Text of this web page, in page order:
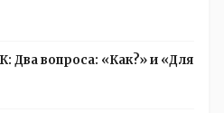
Два вопроса: «Как?» и «Для